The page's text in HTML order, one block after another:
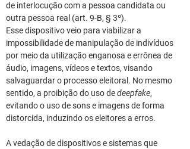
de interlocução com a pessoa candidata ou
outra pessoa real (art. 9-B, § 3º).
Esse dispositivo veio para viabilizar a
impossibilidade de manipulação de indivíduos
por meio da utilização enganosa e errônea de
áudio, imagens, vídeos e textos, visando
salvaguardar o processo eleitoral. No mesmo
sentido, a proibição do uso de deepfake,
evitando o uso de sons e imagens de forma
distorcida, induzindo os eleitores a erros.
A vedação de dispositivos e sistemas que